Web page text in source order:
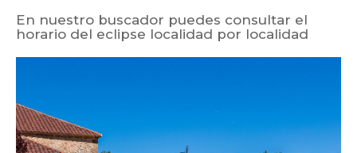
En nuestro buscador puedes consultar el
horario del eclipse localidad por localidad